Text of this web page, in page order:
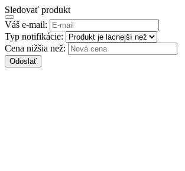
Sledovať produkt
Váš e-mail:
Typ notifikácie:
Cena nižšia než:
Odoslať